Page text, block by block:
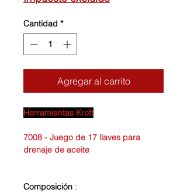
oferta
Cantidad *
Agregar al carrito
Herramientas Kroft
7008 - Juego de 17 llaves para
drenaje de aceite
Composición :